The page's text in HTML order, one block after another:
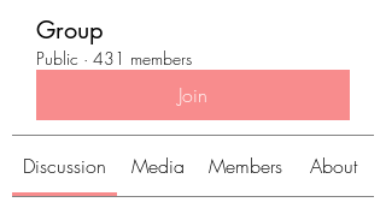
Group
Public · 431 members
Join
Discussion Media Members About